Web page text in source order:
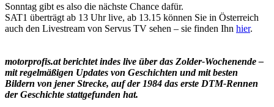
Sonntag gibt es also die nächste Chance dafür.
SAT1 überträgt ab 13 Uhr live, ab 13.15 können Sie in Österreich
auch den Livestream von Servus TV sehen – sie finden Ihn hier.
motorprofis.at berichtet indes live über das Zolder-Wochenende –
mit regelmäßigen Updates von Geschichten und mit besten
Bildern von jener Strecke, auf der 1984 das erste DTM-Rennen
der Geschichte stattgefunden hat.